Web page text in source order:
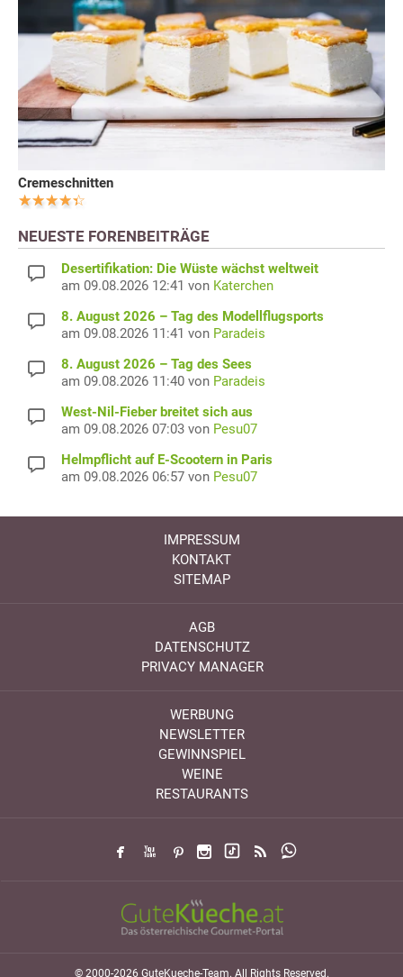
Cremeschnitten
NEUESTE FORENBEITRÄGE
Desertifikation: Die Wüste wächst weltweit
am 09.08.2026 12:41 von Katerchen
8. August 2026 – Tag des Modellflugsports
am 09.08.2026 11:41 von Paradeis
8. August 2026 – Tag des Sees
am 09.08.2026 11:40 von Paradeis
West-Nil-Fieber breitet sich aus
am 09.08.2026 07:03 von Pesu07
Helmpflicht auf E-Scootern in Paris
am 09.08.2026 06:57 von Pesu07
IMPRESSUM
KONTAKT
SITEMAP
AGB
DATENSCHUTZ
PRIVACY MANAGER
WERBUNG
NEWSLETTER
GEWINNSPIEL
WEINE
RESTAURANTS
© 2000-2026 GuteKueche-Team. All Rights Reserved.